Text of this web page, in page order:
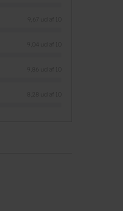
9,67 ud af 10
9,04 ud af 10
9,86 ud af 10
8,28 ud af 10